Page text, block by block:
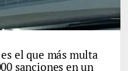
el que más multa
sanciones en un